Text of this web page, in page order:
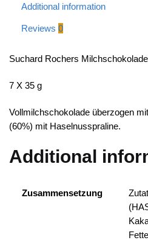
Additional information
Reviews 0
Suchard Rochers Milchschokolade
7 X 35 g
Vollmilchschokolade überzogen
(60%) mit Haselnusspraline.
Additional
Zusammensetzung